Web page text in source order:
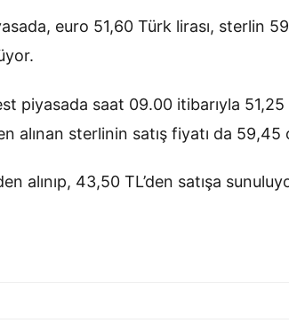
euro 51,60 Türk lirası, sterlin
piyasada saat 09.00 itibarıyla 51,25
alınan sterlinin satış fiyatı da
alınıp, 43,50 TL’den satışa